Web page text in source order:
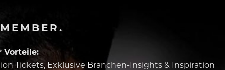
Vorteile:
Tickets, Exklusive Branchen-Insights & Inspiration